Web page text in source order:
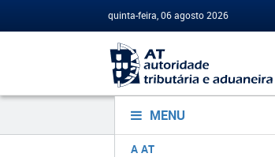
quinta-feira, 06 agosto 2026
MENU
A AT